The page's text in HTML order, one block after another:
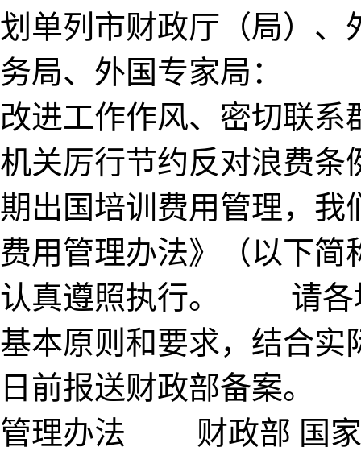
划单列市财政厅（局）、
务局、外国专家局：
改进工作作风、密切联
机关厉行节约反对浪费条
期出国培训费用管理，我
费用管理办法》（以下
认真遵照执行。 请各
基本原则和要求，结合实
日前报送财政部备案。
管理办法 财政部 国